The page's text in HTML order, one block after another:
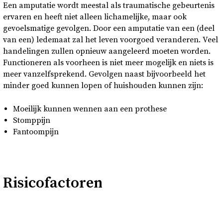
Een amputatie wordt meestal als traumatische gebeurtenis
ervaren en heeft niet alleen lichamelijke, maar ook
gevoelsmatige gevolgen. Door een amputatie van een (deel
van een) ledemaat zal het leven voorgoed veranderen. Veel
handelingen zullen opnieuw aangeleerd moeten worden.
Functioneren als voorheen is niet meer mogelijk en niets is
meer vanzelfsprekend. Gevolgen naast bijvoorbeeld het
minder goed kunnen lopen of huishouden kunnen zijn:
Moeilijk kunnen wennen aan een prothese
Stomppijn
Fantoompijn
Risicofactoren